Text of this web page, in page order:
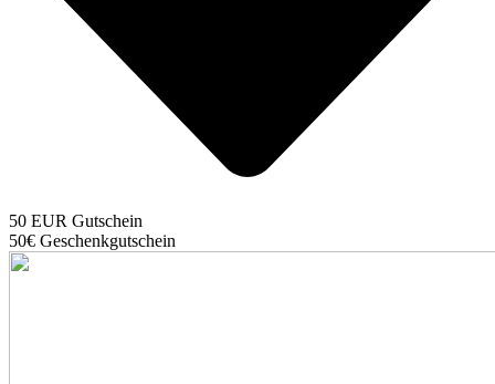
50 EUR Gutschein
50€ Geschenkgutschein